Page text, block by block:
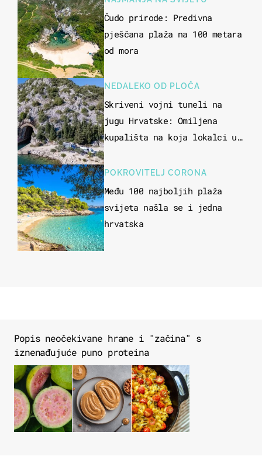
Čudo prirode: Predivna
pješčana plaža na 100 metara
od mora
NEDALEKO OD PLOČA
Skriveni vojni tuneli na
jugu Hrvatske: Omiljena
kupališta na koja lokalci u
u more
POKROVITELJ CORONA
Među 100 najboljih plaža
svijeta našla se i jedna
hrvatska
Popis neočekivane hrane i "začina" s
iznenađujuće puno proteina